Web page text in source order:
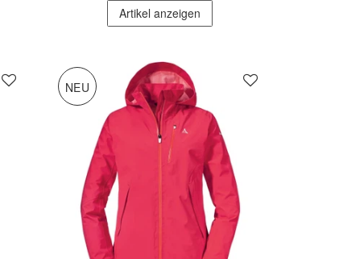
Artikel anzeigen
NEU